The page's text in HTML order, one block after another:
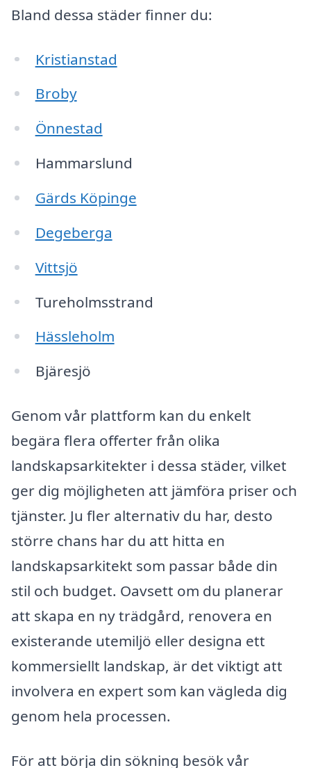
Bland dessa städer finner du:
Kristianstad
Broby
Önnestad
Hammarslund
Gärds Köpinge
Degeberga
Vittsjö
Tureholmsstrand
Hässleholm
Bjäresjö
Genom vår plattform kan du enkelt
begära flera offerter från olika
landskapsarkitekter i dessa städer, vilket
ger dig möjligheten att jämföra priser och
tjänster. Ju fler alternativ du har, desto
större chans har du att hitta en
landskapsarkitekt som passar både din
stil och budget. Oavsett om du planerar
att skapa en ny trädgård, renovera en
existerande utemiljö eller designa ett
kommersiellt landskap, är det viktigt att
involvera en expert som kan vägleda dig
genom hela processen.
För att börja din sökning besök vår